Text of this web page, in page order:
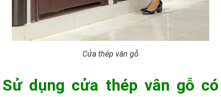
Cửa thép vân gỗ
Sử dụng cửa thép vân gỗ có